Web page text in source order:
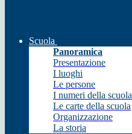
Scuola
Panoramica
Presentazione
I luoghi
Le persone
I numeri della scuola
Le carte della scuola
Organizzazione
La storia